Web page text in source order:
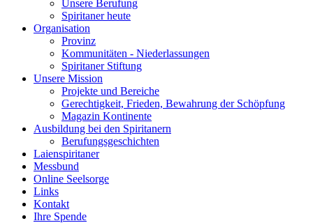
Unsere Berufung
Spiritaner heute
Organisation
Provinz
Kommunitäten - Niederlassungen
Spiritaner Stiftung
Unsere Mission
Projekte und Bereiche
Gerechtigkeit, Frieden, Bewahrung der Schöpfung
Magazin Kontinente
Ausbildung bei den Spiritanern
Berufungsgeschichten
Laienspiritaner
Messbund
Online Seelsorge
Links
Kontakt
Ihre Spende